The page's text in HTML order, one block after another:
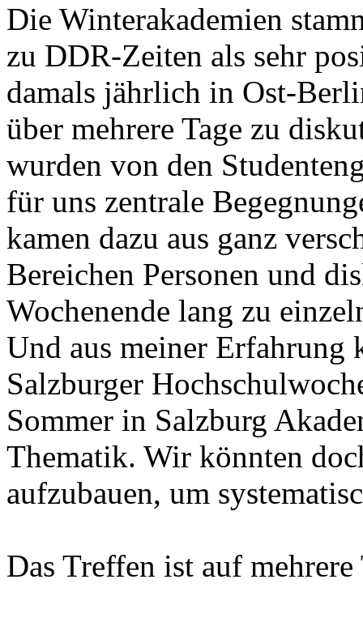
Die Winterakademien
zu DDR-Zeiten als sehr
damals jährlich in Ost-
über mehrere Tage zu
wurden von den
für uns zentrale
kamen dazu aus ganz
Bereichen Personen und
Wochenende lang zu
Und aus meiner Erfahrung
Salzburger
Sommer in Salzburg
Thematik. Wir könnten
aufzubauen, um
Das Treffen ist auf